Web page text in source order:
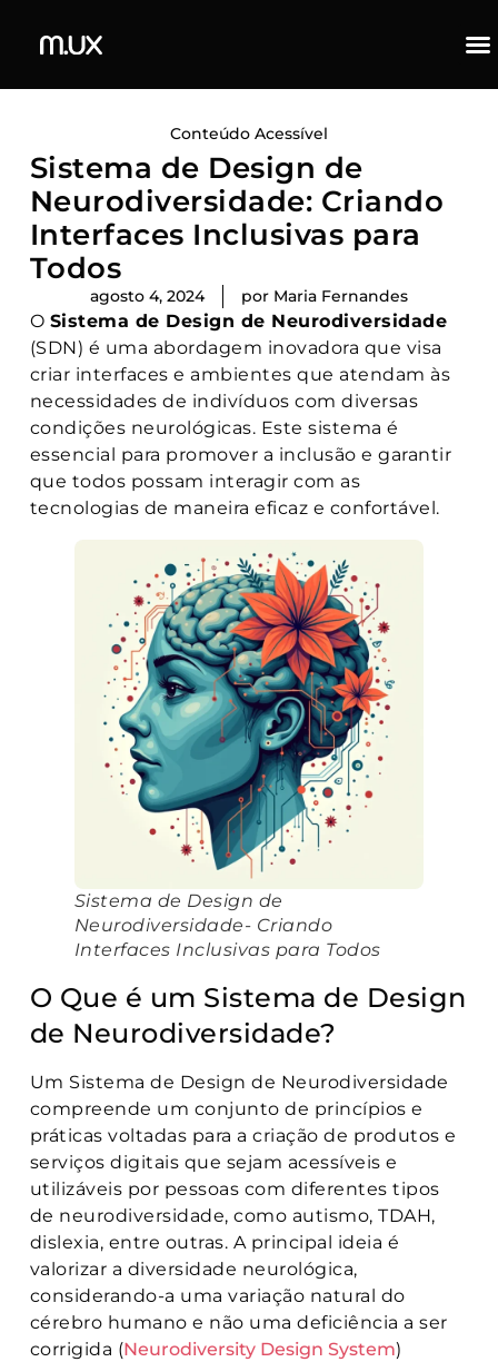
Conteúdo Acessível
Sistema de Design de
Neurodiversidade: Criando
Interfaces Inclusivas para
Todos
agosto 4, 2024 por Maria Fernandes
O Sistema de Design de Neurodiversidade
(SDN) é uma abordagem inovadora que visa
criar interfaces e ambientes que atendam às
necessidades de indivíduos com diversas
condições neurológicas. Este sistema é
essencial para promover a inclusão e garantir
que todos possam interagir com as
tecnologias de maneira eficaz e confortável.
Sistema de Design de
Neurodiversidade- Criando
Interfaces Inclusivas para Todos
O Que é um Sistema de Design
de Neurodiversidade?
Um Sistema de Design de Neurodiversidade
compreende um conjunto de princípios e
práticas voltadas para a criação de produtos e
serviços digitais que sejam acessíveis e
utilizáveis por pessoas com diferentes tipos
de neurodiversidade, como autismo, TDAH,
dislexia, entre outras. A principal ideia é
valorizar a diversidade neurológica,
considerando-a uma variação natural do
cérebro humano e não uma deficiência a ser
corrigida (Neurodiversity Design System)​​